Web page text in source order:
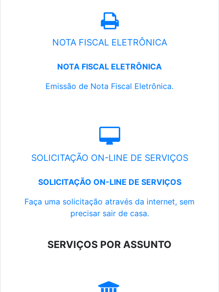
NOTA FISCAL ELETRÔNICA
NOTA FISCAL ELETRÔNICA
Emissão de Nota Fiscal Eletrônica.
SOLICITAÇÃO ON-LINE DE SERVIÇOS
SOLICITAÇÃO ON-LINE DE SERVIÇOS
Faça uma solicitação através da internet, sem
precisar sair de casa.
SERVIÇOS POR ASSUNTO